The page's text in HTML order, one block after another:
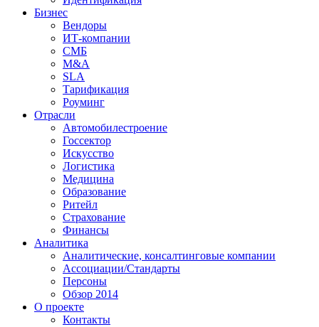
Бизнес
Вендоры
ИТ-компании
СМБ
M&A
SLA
Тарификация
Роуминг
Отрасли
Автомобилестроение
Госсектор
Искусство
Логистика
Медицина
Образование
Ритейл
Страхование
Финансы
Аналитика
Аналитические, консалтинговые компании
Ассоциации/Стандарты
Персоны
Обзор 2014
О проекте
Контакты